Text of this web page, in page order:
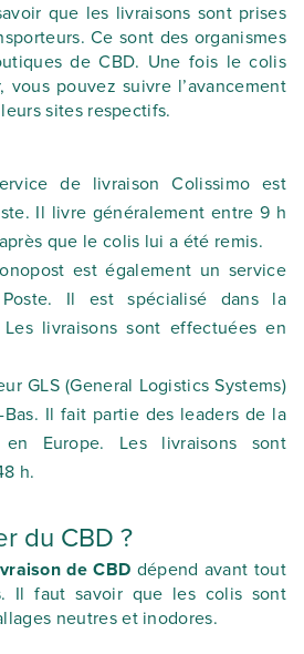
que les livraisons sont prises
Ce sont des organismes
de CBD. Une fois le colis
vous pouvez suivre l’avancement
sites respectifs.
de livraison Colissimo est
Il livre généralement entre 9 h
que le colis lui a été remis.
est également un service
Il est spécialisé dans la
Les livraisons sont effectuées en
GLS (General Logistics Systems)
Bas. Il fait partie des leaders de la
Europe. Les livraisons sont
h.
du CBD ?
de CBD dépend avant tout
Il faut savoir que les colis sont
neutres et inodores.